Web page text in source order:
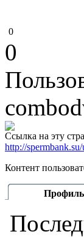
0
0
Ссылка на эту
http://
Контент
Профиль